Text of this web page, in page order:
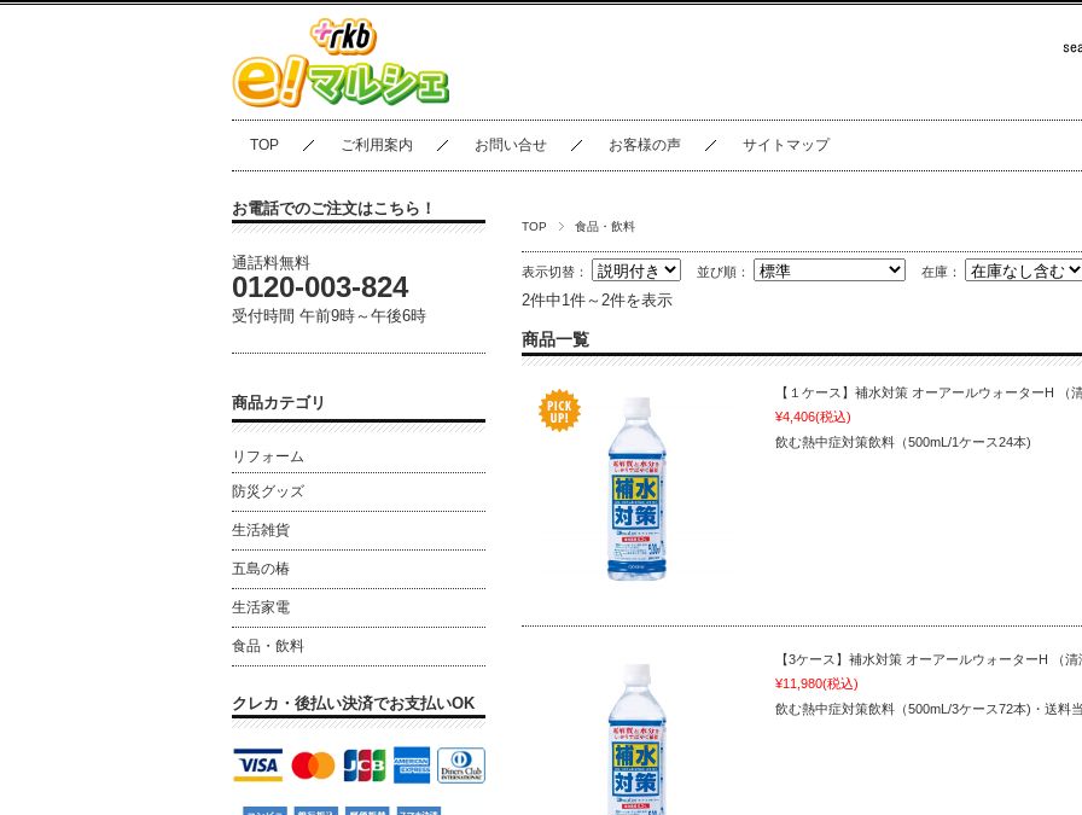
TOP ご利用案内 お問い合せ お客様の声 サイトマップ
TOP 食品・飲料
表示切替： 並び順： 在庫：
2件中1件～2件を表示
商品一覧
【１ケース】補水対策 オーアールウォーターH （
¥4,406(税込)
飲む熱中症対策飲料（500mL/1ケース24本)
【3ケース】補水対策 オーアールウォーターH （清
¥11,980(税込)
飲む熱中症対策飲料（500mL/3ケース72本)・送料
お電話でのご注文はこちら！
通話料無料
0120-003‐824
受付時間 午前9時～午後6時
商品カテゴリ
リフォーム
防災グッズ
生活雑貨
五島の椿
生活家電
食品・飲料
クレカ・後払い決済でお支払いOK